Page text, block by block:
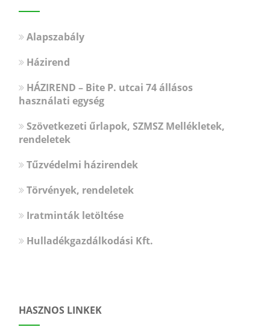
Alapszabály
Házirend
HÁZIREND – Bite P. utcai 74 állásos
használati egység
Szövetkezeti űrlapok, SZMSZ Mellékletek,
rendeletek
Tűzvédelmi házirendek
Törvények, rendeletek
Iratminták letöltése
Hulladékgazdálkodási Kft.
HASZNOS LINKEK